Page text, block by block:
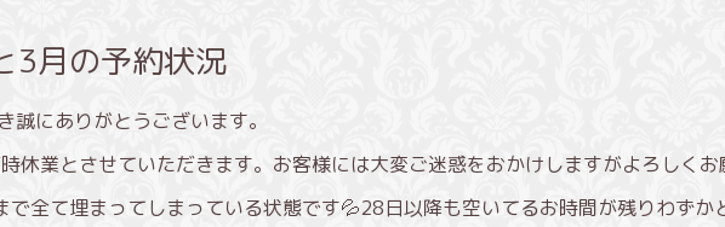
3月の予約状況
にありがとうございます。
休業とさせていただきます。お客様には大変ご迷惑をおかけしますがよろしくお
全て埋まってしまっている状態です💦28日以降も空いてるお時間が残りわずか